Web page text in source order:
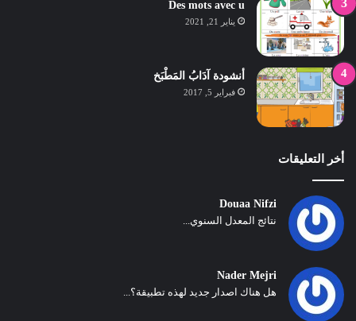
Des mots avec u
يناير 21, 2021
أنشودة آدَابُ المَطْبَخ
فبراير 5, 2017
أخر التعليقات
Douaa Nifzi
نتائج المعدل السنوي...
Nader Mejri
هل هناك اصدار جديد لهذه تطبيقة؟...